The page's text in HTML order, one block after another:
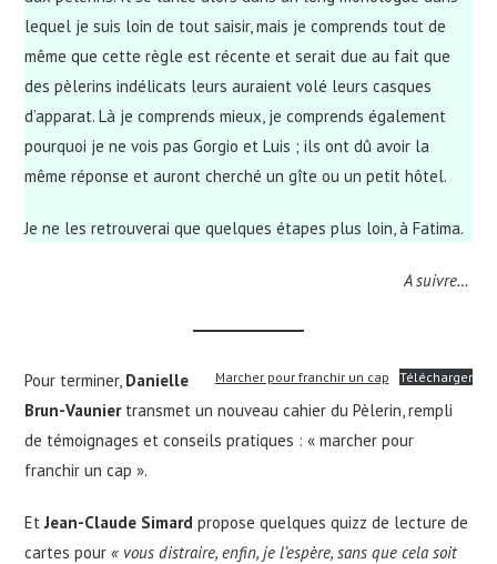
lequel je suis loin de tout saisir, mais je comprends tout de
même que cette règle est récente et serait due au fait que
des pèlerins indélicats leurs auraient volé leurs casques
d’apparat. Là je comprends mieux, je comprends également
pourquoi je ne vois pas Gorgio et Luis ; ils ont dû avoir la
même réponse et auront cherché un gîte ou un petit hôtel.
Je ne les retrouverai que quelques étapes plus loin, à Fatima.
A suivre…
Marcher pour franchir un cap Télécharger
Pour terminer, Danielle
Brun-Vauniertransmet un nouveau cahier du Pèlerin, rempli
de témoignages et conseils pratiques : « marcher pour
franchir un cap ».
EtJean-Claude Simard propose quelques quizz de lecture de
cartes pour « vous distraire, enfin, je l’espère, sans que cela soit